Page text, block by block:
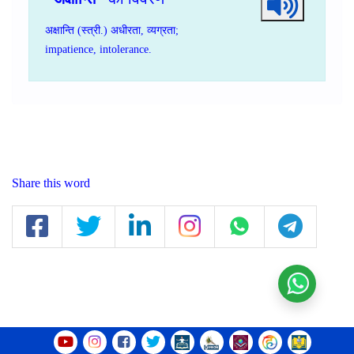
अक्षान्ति (स्त्री.) अधीरता, व्यग्रता;
impatience, intolerance.
Share this word